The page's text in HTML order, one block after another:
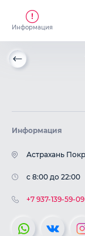
Информация
Информация
Астрахань
c 8:00 до 22:00
+7 937-139-59-09